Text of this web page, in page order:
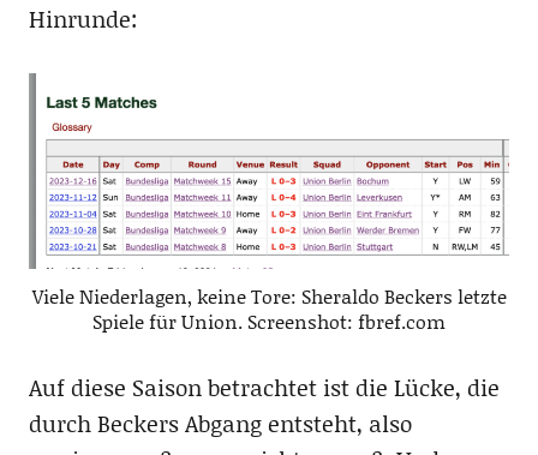
Hinrunde:
Viele Niederlagen, keine Tore: Sheraldo Beckers letzte
Spiele für Union. Screenshot: fbref.com
Auf diese Saison betrachtet ist die Lücke, die
durch Beckers Abgang entsteht, also